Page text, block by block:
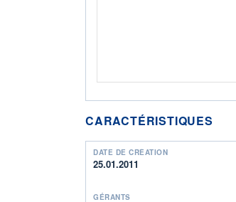
CARACTÉRISTIQUES
DATE DE CRÉATION
25.01.2011
GÉRANTS